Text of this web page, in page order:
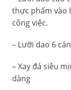
thực phẩm vào
công việc.
– Lưỡi dao 6
– Xay đá siêu
dàng